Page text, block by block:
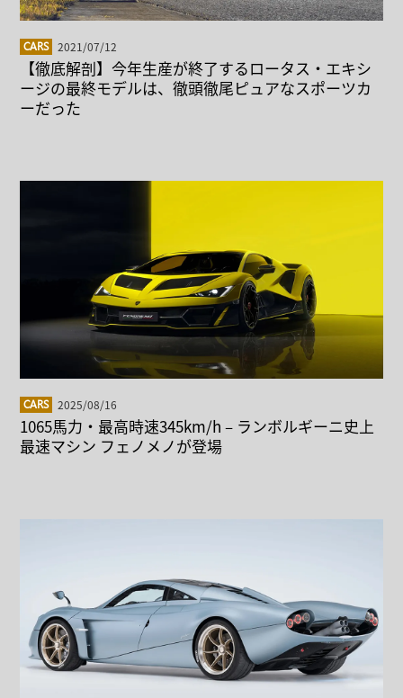
CARS 2021/07/12
【徹底解剖】今年生産が終了するロータス・エキシ
ージの最終モデルは、徹頭徹尾ピュアなスポーツカ
ーだった
CARS 2025/08/16
1065馬力・最高時速345km/h – ランボルギーニ史上
最速マシン フェノメノが登場